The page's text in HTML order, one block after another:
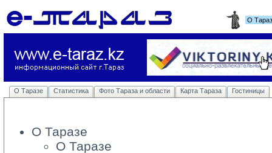
О
О Таразе Статистика Фото Тараза и области Карта Тараза Гостиницы
О Таразе
О Таразе